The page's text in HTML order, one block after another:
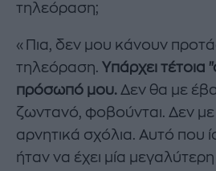
τηλεόραση;
«Πια, δεν μου κάνουν
τηλεόραση. Υπάρχει τέτοια
πρόσωπό μου. Δεν θα με
ζωντανό, φοβούνται. Δεν
αρνητικά σχόλια. Αυτό που
ήταν να έχει μία